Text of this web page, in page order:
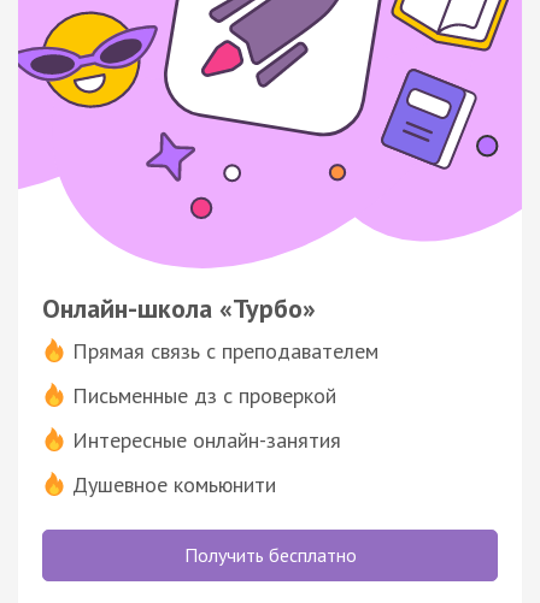
Онлайн-школа «Турбо»
Прямая связь с преподавателем
Письменные дз с проверкой
Интересные онлайн-занятия
Душевное комьюнити
Получить бесплатно